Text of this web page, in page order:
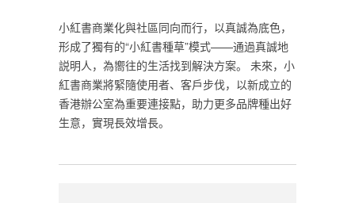
小紅書商業化與社區同向而行，以真誠為底色，
形成了獨有的“小紅書種草”模式——通過真誠地
説明人，為嚮往的生活找到解決方案。 未來，小
紅書商業將緊隨使用者、客戶步伐，以新成立的
香港辦公室為重要連接點，助力更多品牌種出好
生意，實現長效增長。